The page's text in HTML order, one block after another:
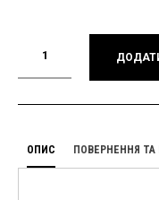
ОПИС ПОВЕРНЕННЯ ТА